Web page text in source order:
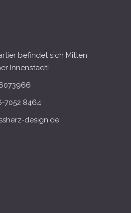
befindet sich Mitten
Innenstadt!
7052 8464
design.de